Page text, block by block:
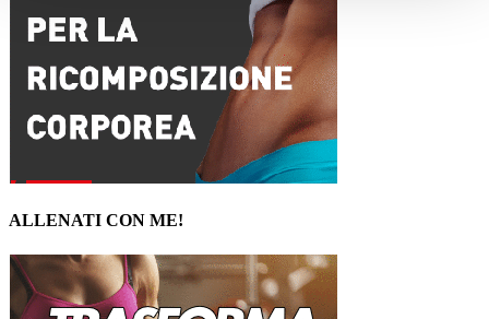
ALLENATI CON ME!